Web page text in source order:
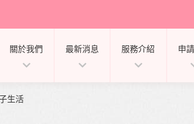
關於我們 最新消息 服務介紹 申
生活